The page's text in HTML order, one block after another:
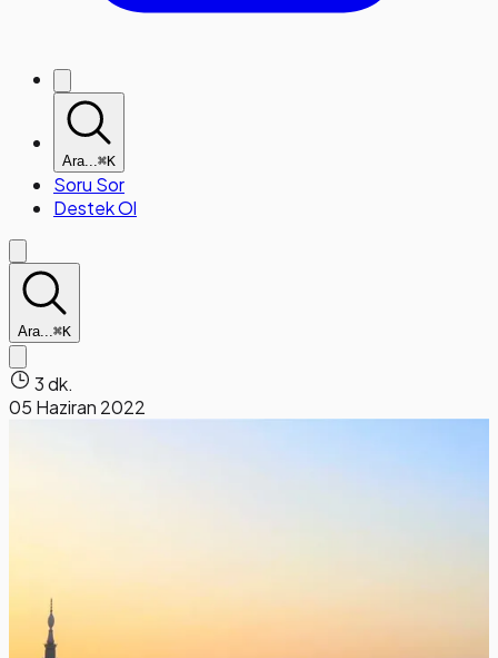
Ara...⌘K
Soru Sor
Destek Ol
Ara...⌘K
3 dk.
05 Haziran 2022